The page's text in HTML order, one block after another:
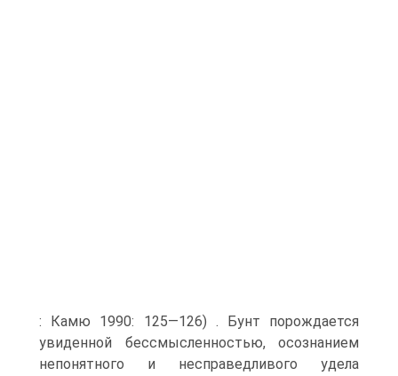
: Камю 1990: 125—126) . Бунт порождается
увиденной бессмысленностью, осознанием
непонятного и несправедливого удела